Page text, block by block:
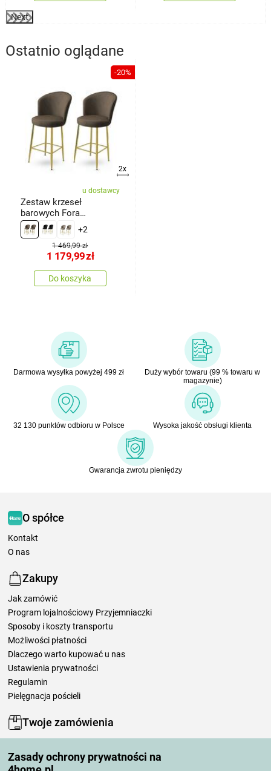
Zasady ochrony prywatności na
Next
Ostatnio oglądane
-20%
2x
u dostawcy
Zestaw krzeseł
barowych Fora
Anthracite and Gold, 2
szt.
+2
1 469,99 zł
1 179,99zł
Do koszyka
Darmowa wysyłka powyżej 499 zł
Duży wybór towaru (99 % towaru w
magazynie)
32 130 punktów odbioru w Polsce Wysoka jakość obsługi klienta
Gwarancja zwrotu pieniędzy
O spółce
Kontakt
O nas
Zakupy
Jak zamówić
Program lojalnościowy Przyjemniaczki
Sposoby i koszty transportu
Możliwości płatności
Dlaczego warto kupować u nas
Ustawienia prywatności
Regulamin
Pielęgnacja pościeli
Twoje zamówienia
Moje zamówienia